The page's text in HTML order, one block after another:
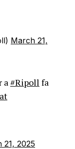
March 21,
a#Ripoll fa
21, 2025